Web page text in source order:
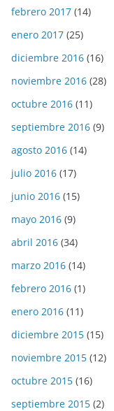
febrero 2017 (14)
enero 2017 (25)
diciembre 2016 (16)
noviembre 2016 (28)
octubre 2016 (11)
septiembre 2016 (9)
agosto 2016 (14)
julio 2016 (17)
junio 2016 (15)
mayo 2016 (9)
abril 2016 (34)
marzo 2016 (14)
febrero 2016 (1)
enero 2016 (11)
diciembre 2015 (15)
noviembre 2015 (12)
octubre 2015 (16)
septiembre 2015 (2)